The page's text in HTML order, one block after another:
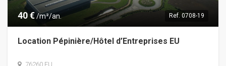
40 €/m²/an. Ref. 0708-19
Location Pépinière/Hôtel d’Entreprises EU
76260 EU